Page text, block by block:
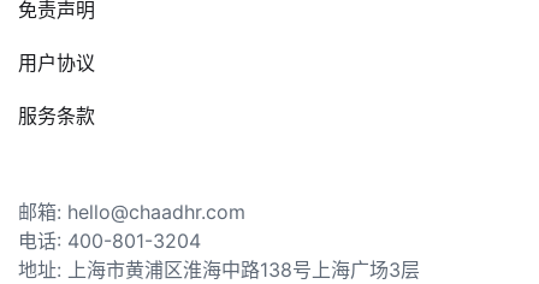
免责声明
用户协议
服务条款
邮箱: hello@chaadhr.com
电话: 400-801-3204
地址: 上海市黄浦区淮海中路138号上海广场3层